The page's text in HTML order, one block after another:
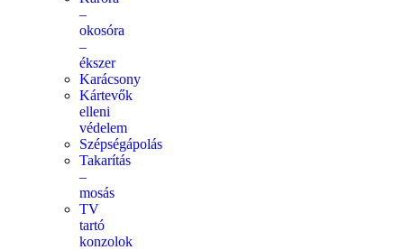
–
okosóra
–
ékszer
Karácsony
Kártevők
elleni
védelem
Szépségápolás
Takarítás
–
mosás
TV
tartó
konzolok